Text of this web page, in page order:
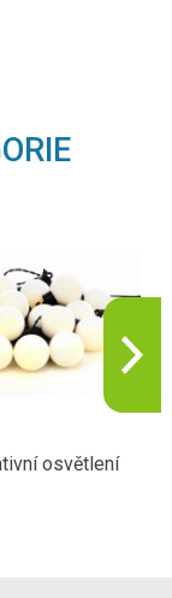
osvětlení